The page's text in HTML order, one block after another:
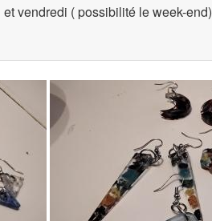
vendredi ( possibilité le week-end)